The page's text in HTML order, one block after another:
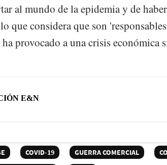
al mundo de la epidemia y de
que considera que son
provocado a una crisis económica
E&N
COVID-19 GUERRA COMERCIAL